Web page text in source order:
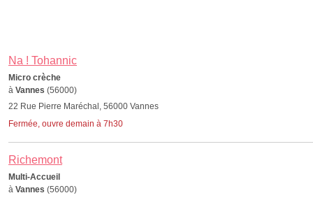
Na ! Tohannic
Micro crèche
à Vannes (56000)
22 Rue Pierre Maréchal, 56000 Vannes
Fermée, ouvre demain à 7h30
Richemont
Multi-Accueil
à Vannes (56000)